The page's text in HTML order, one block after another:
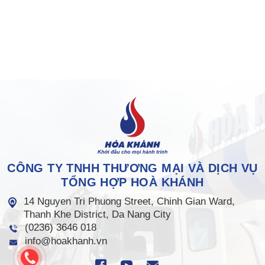
CÔNG TY TNHH THƯƠNG MẠI VÀ DỊCH VỤ
TỔNG HỢP HOÀ KHÁNH
14 Nguyen Tri Phuong Street, Chinh Gian Ward,
Thanh Khe District, Da Nang City
(0236) 3646 018
info@hoakhanh.vn